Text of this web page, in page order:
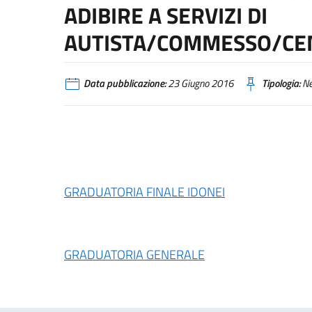
ADIBIRE A SERVIZI DI
AUTISTA/COMMESSO/
Data pubblicazione:23 Giugno 2016 Tipologia:
GRADUATORIA FINALE IDONEI
GRADUATORIA GENERALE